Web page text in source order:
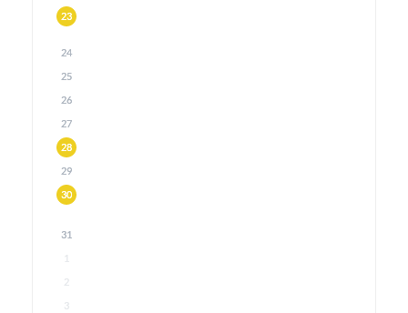
23
24
25
26
27
28
29
30
31
1
2
3